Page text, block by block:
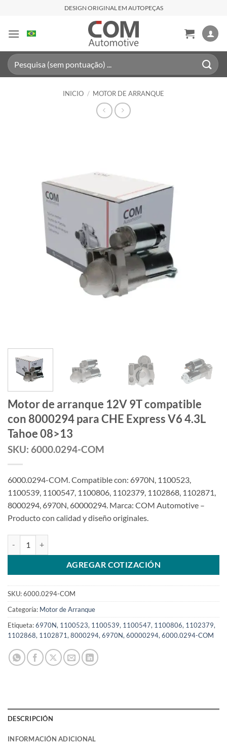
contenido
DESIGN ORIGINAL EM AUTOPEÇAS
Buscar
por:
INICIO / MOTOR DE ARRANQUE
Motor de arranque 12V 9T compatible
con 8000294 para CHE Express V6 4.3L
Tahoe 08>13
SKU: 6000.0294-COM
6000.0294-COM. Compatible con: 6970N, 1100523,
1100539, 1100547, 1100806, 1102379, 1102868, 1102871,
8000294, 6970N, 60000294. Marca: COM Automotive –
Producto con calidad y diseño originales.
AGREGAR COTIZACIÓN
SKU:6000.0294-COM
Categoría: Motor de Arranque
Etiqueta:6970N, 1100523, 1100539, 1100547, 1100806, 1102379,
1102868, 1102871, 8000294, 6970N, 60000294, 6000.0294-COM
DESCRIPCIÓN
INFORMACIÓN ADICIONAL